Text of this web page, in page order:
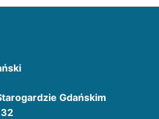
Gdańskim